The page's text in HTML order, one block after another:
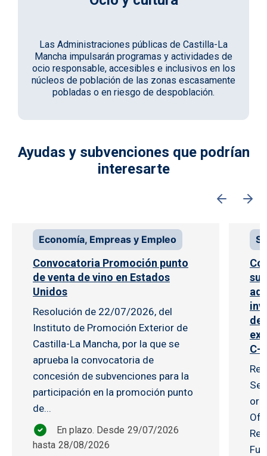
Las Administraciones públicas de Castilla-La
Mancha impulsarán programas y actividades de
ocio responsable, accesibles e inclusivos en los
núcleos de población de las zonas escasamente
pobladas o en riesgo de despoblación.
Ayudas y subvenciones que podrían
interesarte
Economía, Empreas y Empleo
Convocatoria Promoción punto
de venta de vino en Estados
Unidos
Resolución de 22/07/2026, del
Instituto de Promoción Exterior de
Castilla-La Mancha, por la que se
aprueba la convocatoria de
concesión de subvenciones para la
participación en la promoción punto
de...
En plazo. Desde 29/07/2026
hasta 28/08/2026
de
C-